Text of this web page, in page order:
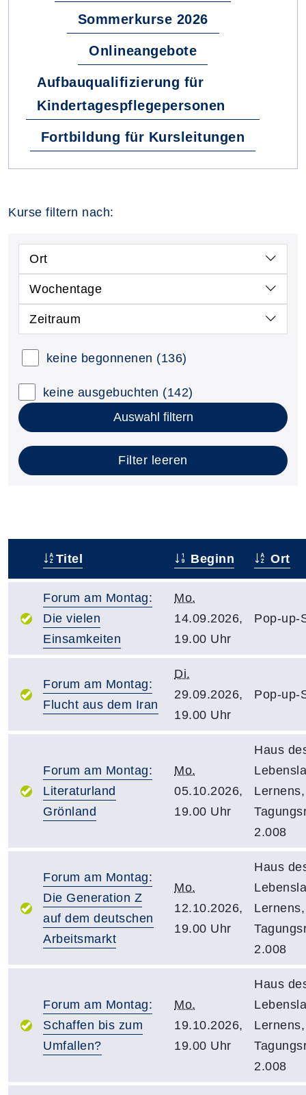
Sommerkurse 2026
Onlineangebote
Aufbauqualifizierung für
Kindertagespflegepersonen
Fortbildung für Kursleitungen
Kurse filtern nach:
Ort
Wochentage
Zeitraum
keine begonnenen (136)
keine ausgebuchten (142)
Auswahl filtern
Filter leeren
Titel Beginn Ort
Forum am Montag:
Die vielen
Einsamkeiten
Mo.
14.09.2026,
19.00 Uhr
Pop-up-
Forum am Montag:
Flucht aus dem Iran
Di.
29.09.2026,
19.00 Uhr
Pop-up-
Forum am Montag:
Literaturland
Grönland
Mo.
05.10.2026,
19.00 Uhr
Haus
Lernens,
2.008
Forum am Montag:
Die Generation Z
auf dem deutschen
Arbeitsmarkt
Mo.
12.10.2026,
19.00 Uhr
Haus
Lernens,
2.008
Forum am Montag:
Schaffen bis zum
Umfallen?
Mo.
19.10.2026,
19.00 Uhr
Haus
Lernens,
2.008